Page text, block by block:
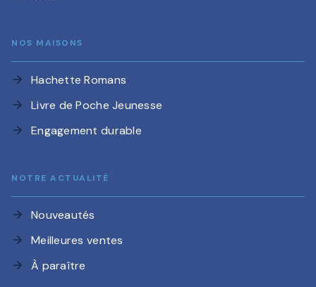
NOS MAISONS
arrow_forward Hachette Romans
arrow_forward Livre de Poche Jeunesse
arrow_forward Engagement durable
NOTRE ACTUALITÉ
arrow_forward Nouveautés
arrow_forward Meilleures ventes
arrow_forward À paraître